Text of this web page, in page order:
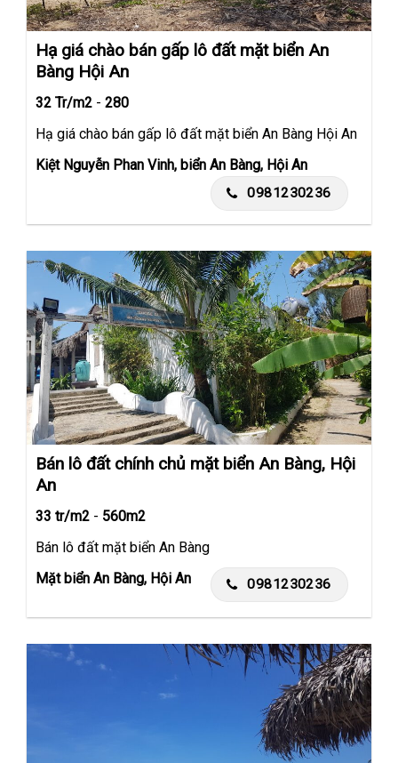
Hạ giá chào bán gấp lô đất mặt biển An
Bàng Hội An
32 Tr/m2 - 280
Hạ giá chào bán gấp lô đất mặt biển An Bàng Hội An
Kiệt Nguyễn Phan Vinh, biển An Bàng, Hội An
0981230236
Bán lô đất chính chủ mặt biển An Bàng, Hội
An
33 tr/m2 - 560m2
Bán lô đất mặt biển An Bàng
Mặt biển An Bàng, Hội An
0981230236